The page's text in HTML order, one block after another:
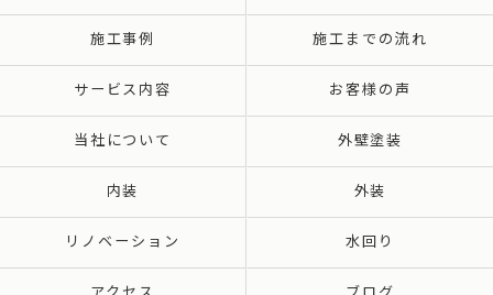
施工事例 施工までの流れ
サービス内容 お客様の声
当社について 外壁塗装
内装 外装
リノベーション 水回り